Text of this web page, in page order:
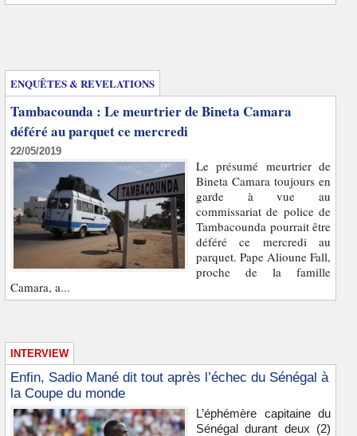
ENQUÊTES & REVELATIONS
Tambacounda : Le meurtrier de Bineta Camara
déféré au parquet ce mercredi
22/05/2019
Le présumé meurtrier de
Bineta Camara toujours en
garde à vue au
commissariat de police de
Tambacounda pourrait être
déféré ce mercredi au
parquet. Pape Alioune Fall,
proche de la famille
Camara, a...
INTERVIEW
Enfin, Sadio Mané dit tout après l’échec du Sénégal à
la Coupe du monde
L’éphémère capitaine du
Sénégal durant deux (2)